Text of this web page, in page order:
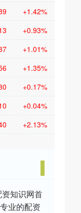
+1.42%
+0.93%
+1.01%
+1.35%
+0.17%
+0.04%
+2.13%
知识网首
业的配资